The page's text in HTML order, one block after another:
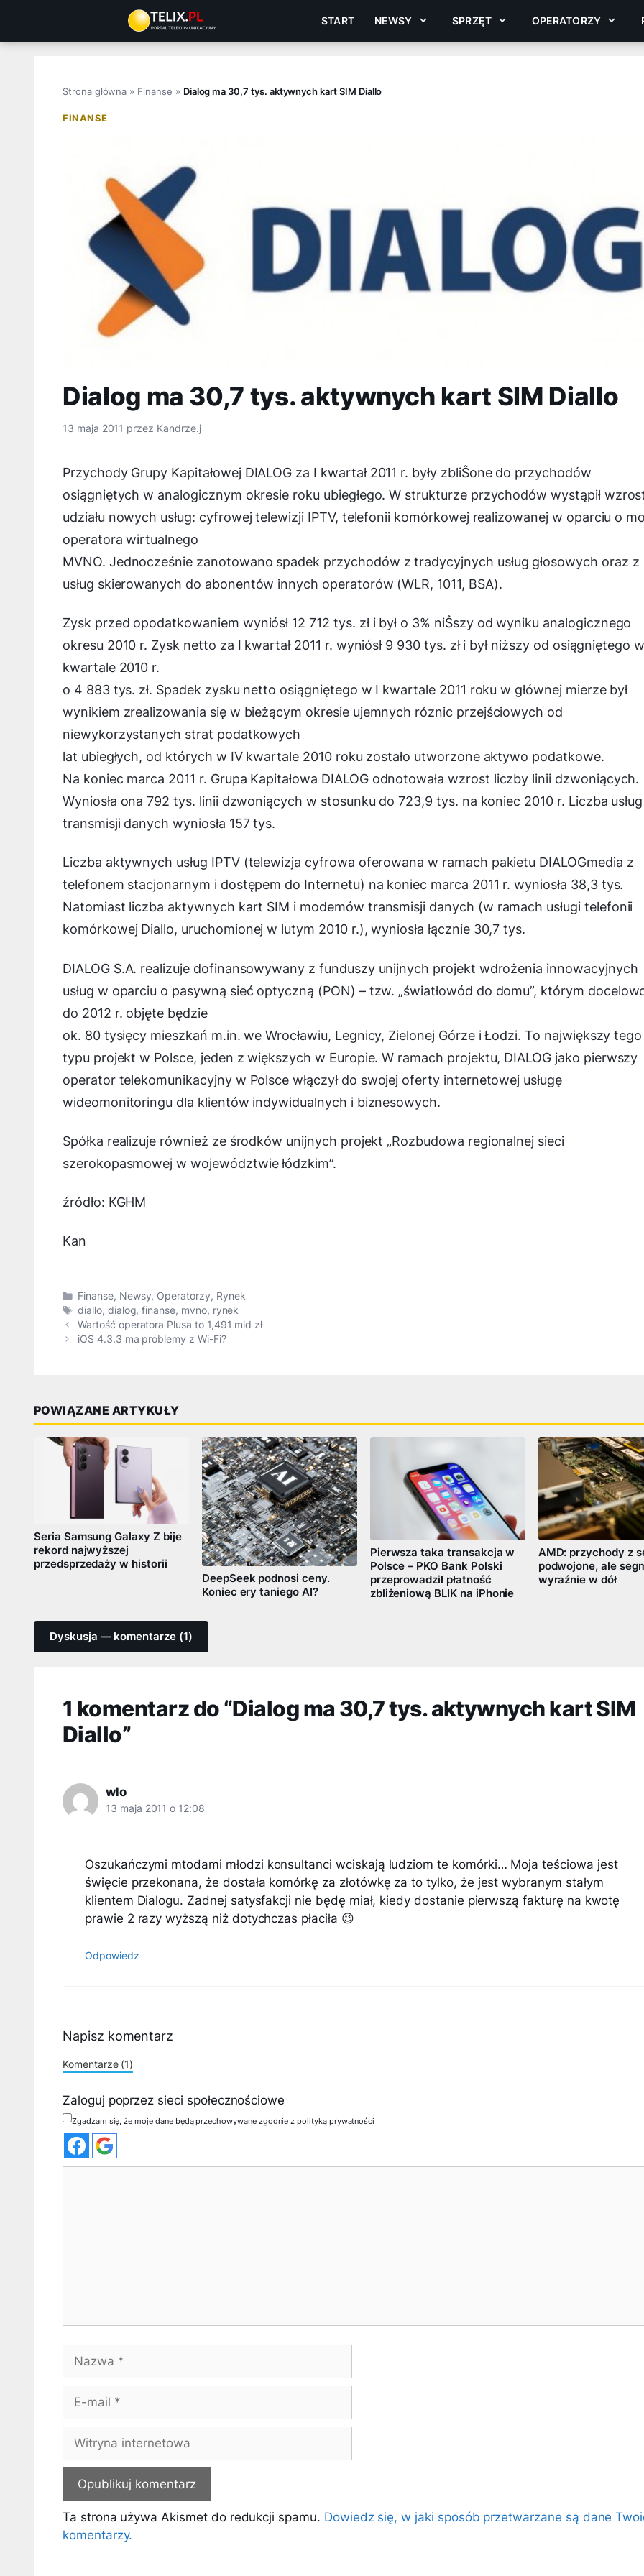
treści
START NEWSY SPRZĘT OPERATORZY
Strona główna » Finanse » Dialog ma 30,7 tys. aktywnych kart SIM Diallo
FINANSE
Dialog ma 30,7 tys. aktywnych kart SIM Diallo
13 maja 2011 przez Kandrze.j
Przychody Grupy Kapitałowej DIALOG za I kwartał 2011 r. były zbliŜone do przychodów
osiągniętych w analogicznym okresie roku ubiegłego. W strukturze przychodów wystąpił
udziału nowych usług: cyfrowej telewizji IPTV, telefonii komórkowej realizowanej w oparciu o
operatora wirtualnego
MVNO. Jednocześnie zanotowano spadek przychodów z tradycyjnych usług głosowych oraz z
usług skierowanych do abonentów innych operatorów (WLR, 1011, BSA).
Zysk przed opodatkowaniem wyniósł 12 712 tys. zł i był o 3% niŜszy od wyniku analogicznego
okresu 2010 r. Zysk netto za I kwartał 2011 r. wyniósł 9 930 tys. zł i był niższy od osiągniętego
kwartale 2010 r.
o 4 883 tys. zł. Spadek zysku netto osiągniętego w I kwartale 2011 roku w głównej mierze był
wynikiem zrealizowania się w bieżącym okresie ujemnych róznic przejściowych od
niewykorzystanych strat podatkowych
lat ubiegłych, od których w IV kwartale 2010 roku zostało utworzone aktywo podatkowe.
Na koniec marca 2011 r. Grupa Kapitałowa DIALOG odnotowała wzrost liczby linii dzwoniących.
Wyniosła ona 792 tys. linii dzwoniących w stosunku do 723,9 tys. na koniec 2010 r. Liczba usług
transmisji danych wyniosła 157 tys.
Liczba aktywnych usług IPTV (telewizja cyfrowa oferowana w ramach pakietu DIALOGmedia z
telefonem stacjonarnym i dostępem do Internetu) na koniec marca 2011 r. wyniosła 38,3 tys.
Natomiast liczba aktywnych kart SIM i modemów transmisji danych (w ramach usługi telefonii
komórkowej Diallo, uruchomionej w lutym 2010 r.), wyniosła łącznie 30,7 tys.
DIALOG S.A. realizuje dofinansowywany z funduszy unijnych projekt wdrożenia innowacyjnych
usług w oparciu o pasywną sieć optyczną (PON) – tzw. „światłowód do domu”, którym
do 2012 r. objęte będzie
ok. 80 tysięcy mieszkań m.in. we Wrocławiu, Legnicy, Zielonej Górze i Łodzi. To największy tego
typu projekt w Polsce, jeden z większych w Europie. W ramach projektu, DIALOG jako pierwszy
operator telekomunikacyjny w Polsce włączył do swojej oferty internetowej usługę
wideomonitoringu dla klientów indywidualnych i biznesowych.
Spółka realizuje również ze środków unijnych projekt „Rozbudowa regionalnej sieci
szerokopasmowej w województwie łódzkim”.
źródło: KGHM
Kan
Kategorie
Finanse, Newsy, Operatorzy, Rynek
Tagi
diallo, dialog,finanse, mvno, rynek
Wartość operatora Plusa to 1,491 mld zł
iOS 4.3.3 ma problemy z Wi-Fi?
POWIĄZANE ARTYKUŁY
Seria Samsung Galaxy Z bije
rekord najwyższej
przedsprzedaży w historii
DeepSeek podnosi ceny.
Koniec ery taniego AI?
Pierwsza taka transakcja w
Polsce – PKO Bank Polski
przeprowadził płatność
zbliżeniową BLIK na iPhonie
AMD: przychody z
podwojone, ale
wyraźnie w dół
Dyskusja — komentarze (1)
1 komentarz do “Dialog ma 30,7 tys. aktywnych kart SIM
Diallo”
wlo
13 maja 2011 o 12:08
Oszukańczymi mtodami młodzi konsultanci wciskają ludziom te komórki… Moja teściowa jest
święcie przekonana, że dostała komórkę za złotówkę za to tylko, że jest wybranym stałym
klientem Dialogu. Zadnej satysfakcji nie będę miał, kiedy dostanie pierwszą fakturę na kwotę
prawie 2 razy wyższą niż dotychczas płaciła 😉
Odpowiedz
Napisz komentarz
Komentarze (1)
Zaloguj poprzez sieci społecznościowe
Zgadzam się, że moje dane będą przechowywane zgodnie z polityką prywatności
mail
internetowa
Ta strona używa Akismet do redukcji spamu. Dowiedz się, w jaki sposób przetwarzane są dane
komentarzy.